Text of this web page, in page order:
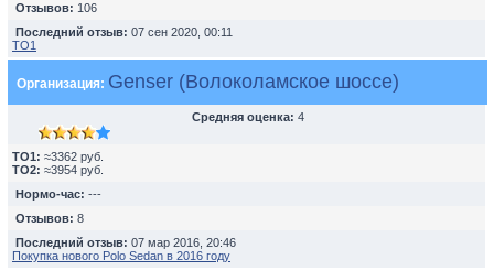
Отзывов: 106
Последний отзыв: 07 сен 2020, 00:11
ТО1
Организация: Genser (Волоколамское шоссе)
Средняя оценка: 4
TO1: ≈3362 руб.
TO2: ≈3954 руб.
Нормо-час: ---
Отзывов: 8
Последний отзыв: 07 мар 2016, 20:46
Покупка нового Polo Sedan в 2016 году